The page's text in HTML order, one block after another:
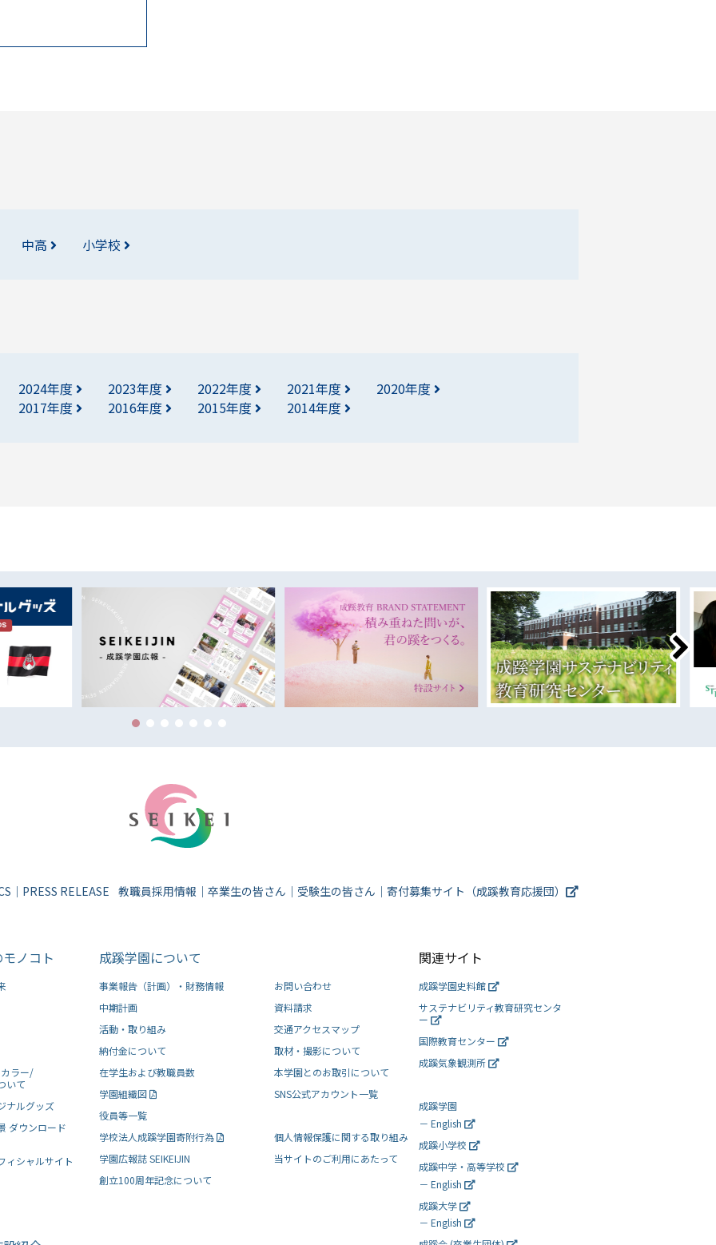
中高 小学校
2024年度 2023年度 2022年度 2021年度
2020年度
2017年度 2016年度 2015年度 2014年度
｜ PRESS RELEASE 教職員採用情報 ｜ 卒業生の皆さん ｜ 受験生の皆さん ｜ 寄付募集サイト（成蹊教育応援団）
ノコト
ラー/
いて
ナルグッズ
ダウンロード
ィシャルサイト
成蹊学園について
事業報告（計画）・財務情報
中期計画
活動・取り組み
納付金について
在学生および教職員数
学園組織図
役員等一覧
学校法人成蹊学園寄附行為
学園広報誌 SEIKEIJIN
創立100周年記念について
お問い合わせ
資料請求
交通アクセスマップ
取材・撮影について
本学園とのお取引について
SNS公式アカウント一覧
個人情報保護に関する取り組み
当サイトのご利用にあたって
関連サイト
成蹊学園史料館
サステナビリティ教育研究センタ
ー
国際教育センター
成蹊気象観測所
成蹊学園
－ English
成蹊小学校
成蹊中学・高等学校
－ English
成蹊大学
－ English